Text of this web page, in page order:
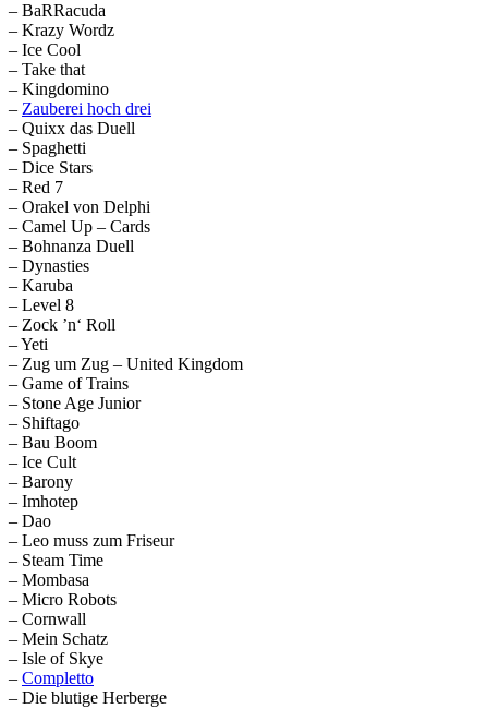
– BaRRacuda
– Krazy Wordz
– Ice Cool
– Take that
– Kingdomino
– Zauberei hoch drei
– Quixx das Duell
– Spaghetti
– Dice Stars
– Red 7
– Orakel von Delphi
– Camel Up – Cards
– Bohnanza Duell
– Dynasties
– Karuba
– Level 8
– Zock ’n‘ Roll
– Yeti
– Zug um Zug – United Kingdom
– Game of Trains
– Stone Age Junior
– Shiftago
– Bau Boom
– Ice Cult
– Barony
– Imhotep
– Dao
– Leo muss zum Friseur
– Steam Time
– Mombasa
– Micro Robots
– Cornwall
– Mein Schatz
– Isle of Skye
– Completto
– Die blutige Herberge